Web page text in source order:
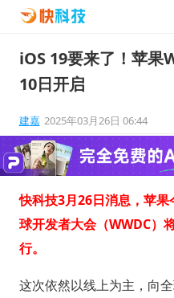
iOS 19要来了！苹果
10日开启
建嘉 2025年03月26日 06:44
快科技3月26日消息，苹
球开发者大会（WWDC）
行。
这次依然以线上为主，向全